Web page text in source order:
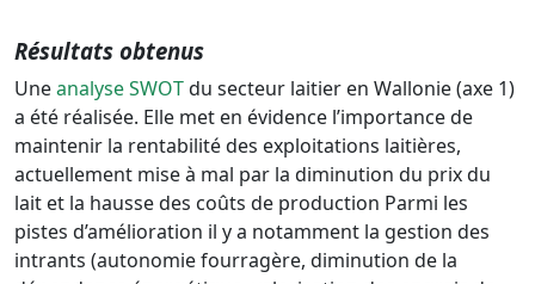
Résultats obtenus
Uneanalyse SWOTdu secteur laitier en Wallonie (axe 1)
a été réalisée. Elle met en évidence l’importance de
maintenir la rentabilité des exploitations laitières,
actuellement mise à mal par la diminution du prix du
lait et la hausse des coûts de production Parmi les
pistes d’amélioration il y a notamment la gestion des
intrants (autonomie fourragère, diminution de la